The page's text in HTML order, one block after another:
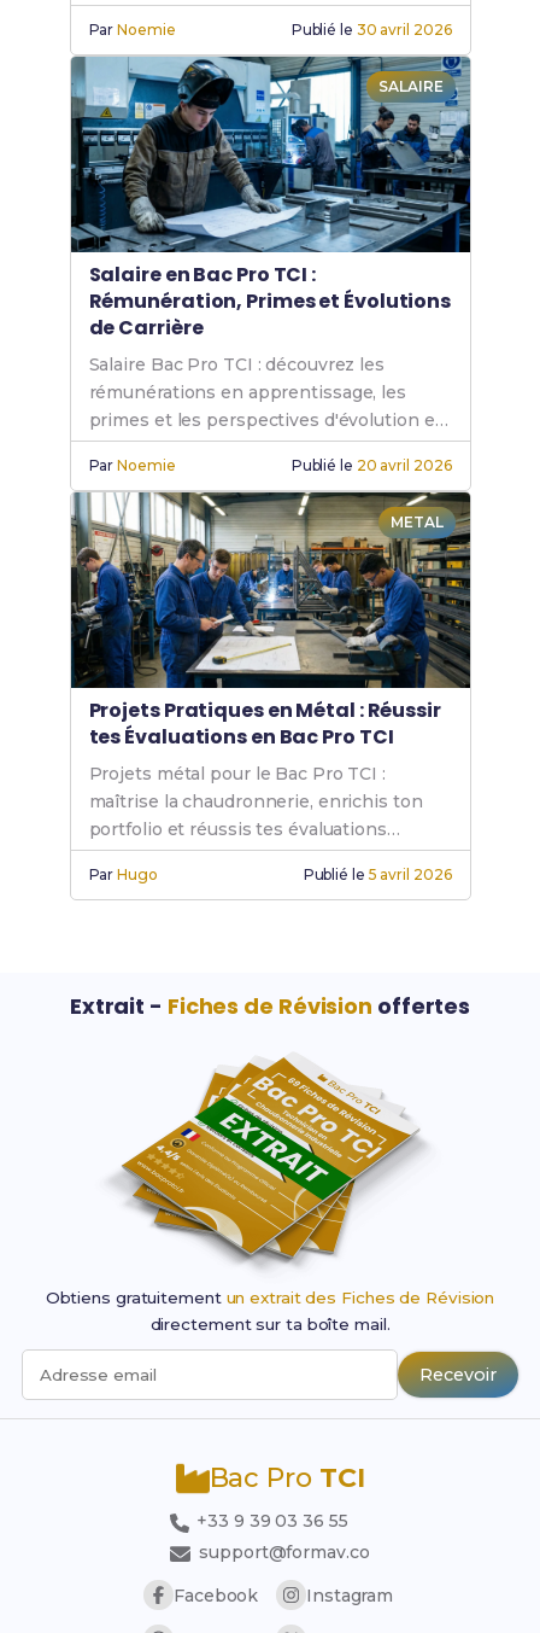
en atelier.
ParNoemie Publié le 30 avril 2026
SALAIRE
Salaire en Bac Pro TCI :
Rémunération, Primes et Évolutions
de Carrière
Salaire Bac Pro TCI : découvrez les
rémunérations en apprentissage, les
primes et les perspectives d'évolution en
chaudronnerie industrielle.
ParNoemie Publié le 20 avril 2026
METAL
Projets Pratiques en Métal : Réussir
tes Évaluations en Bac Pro TCI
Projets métal pour le Bac Pro TCI :
maîtrise la chaudronnerie, enrichis ton
portfolio et réussis tes évaluations
pratiques en atelier.
ParHugo Publié le 5 avril 2026
Extrait - Fiches de Révision offertes
Obtiens gratuitement un extrait des Fiches de Révision
directement sur ta boîte mail.
Adresse email Recevoir
Bac Pro TCI
+33 9 39 03 36 55
support@formav.co
Facebook
Instagram